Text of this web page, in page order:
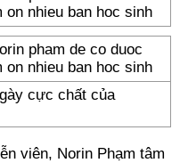
cực chất của
viên, Norin Phạm tâm